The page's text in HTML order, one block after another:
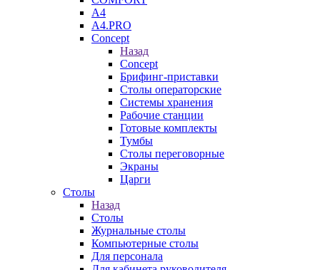
A4
A4.PRO
Concept
Назад
Concept
Брифинг-приставки
Столы операторские
Системы хранения
Рабочие станции
Готовые комплекты
Тумбы
Столы переговорные
Экраны
Царги
Столы
Назад
Столы
Журнальные столы
Компьютерные столы
Для персонала